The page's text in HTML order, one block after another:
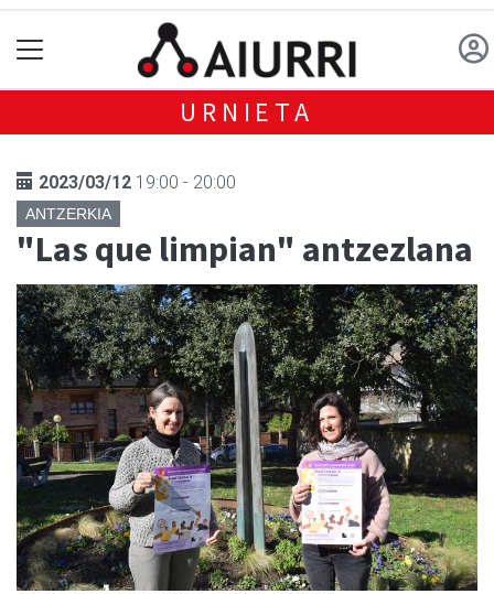
URNIETA
2023/03/12 19:00 - 20:00
ANTZERKIA
"Las que limpian" antzezlana